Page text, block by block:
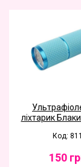
ліхтарик
Код:
150